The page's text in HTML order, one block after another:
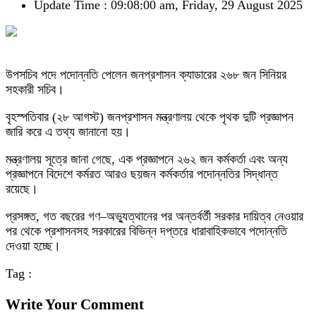
Update Time : 09:08:00 am, Friday, 29 August 2025
উপসচিব পদে পদোন্নতি পেলেন জনপ্রশাসন ক্যাডারের ২৬৮ জন সিনিয়র
সহকারী সচিব।
বৃহস্পতিবার (২৮ আগস্ট) জনপ্রশাসন মন্ত্রণালয় থেকে পৃথক দুটি প্রজ্ঞাপন
জারি করে এ তথ্য জানানো হয়।
মন্ত্রণালয় সূত্রে জানা গেছে, এক প্রজ্ঞাপনে ২৬২ জন কর্মকর্তা এবং অন্য
প্রজ্ঞাপনে বিদেশে কর্মরত আরও ছয়জন কর্মকর্তার পদোন্নতির সিদ্ধান্ত
রয়েছে।
প্রসঙ্গত, গত বছরের গণ–অভ্যুত্থানের পর অন্তর্বর্তী সরকার দায়িত্ব নেওয়ার
পর থেকে প্রশাসনসহ সরকারের বিভিন্ন দপ্তরে ধারাবাহিকভাবে পদোন্নতি
দেওয়া হচ্ছে।
Tag :
Write Your Comment